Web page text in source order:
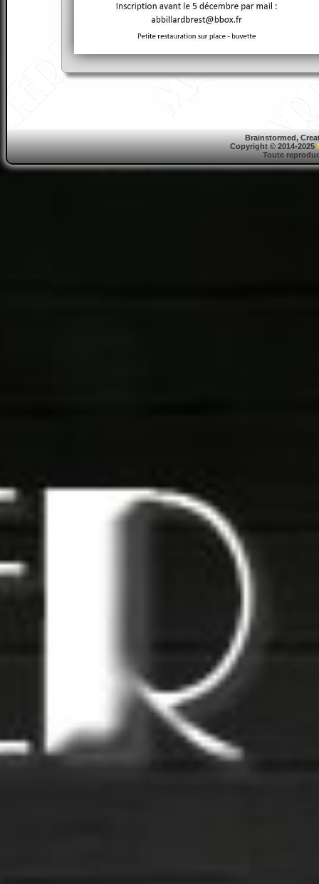
Brainstormed,
Copyright © 2014-2025
Toute